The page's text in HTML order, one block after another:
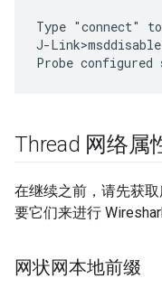
Type "connect"
J-Link>msddisable
Thread 网络属
在继续之前，请先获
要它们来进行
网状网本地前缀